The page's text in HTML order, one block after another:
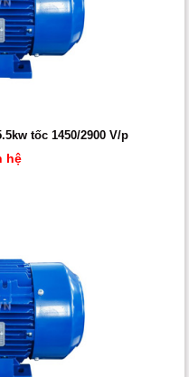
tốc 1450/2900 V/p
hệ